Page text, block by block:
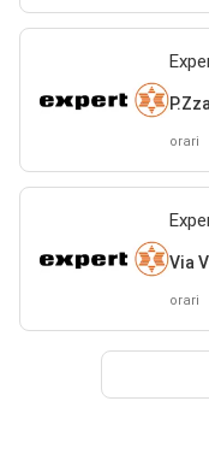
orari
Via
orari